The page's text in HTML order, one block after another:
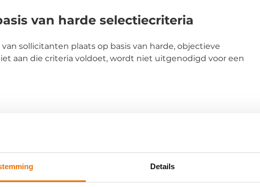
Details
van harde selectiecriteria
sollicitanten plaats op basis van harde, objectieve
aan die criteria voldoet, wordt niet uitgenodigd voor een